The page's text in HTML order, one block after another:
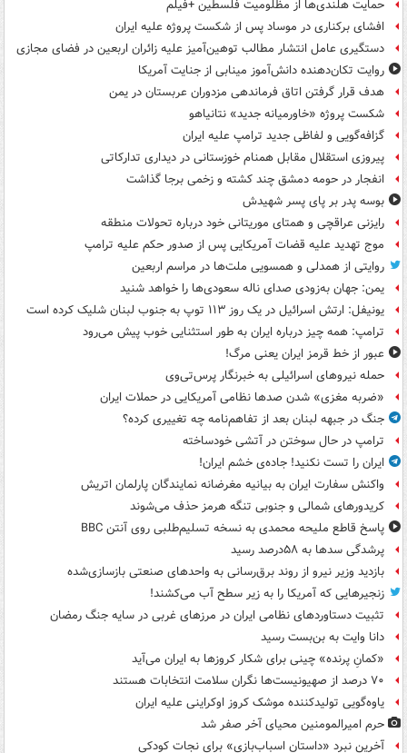
حمایت هلندی‌ها از مظلومیت فلسطین +فیلم
افشای برکناری در موساد پس از شکست پروژه علیه ایران
دستگیری عامل انتشار مطالب توهین‌آمیز علیه زائران اربعین در فضای مجازی
روایت تکان‌دهنده دانش‌آموز مینابی از جنایت آمریکا
هدف قرار گرفتن اتاق‌ فرماندهی مزدوران عربستان در یمن
شکست پروژه «خاورمیانه جدید» نتانیاهو
گزافه‌گویی و لفاظی جدید ترامپ علیه ایران
پیروزی استقلال مقابل همنام خوزستانی در دیداری تدارکاتی
انفجار در حومه دمشق چند کشته و زخمی برجا گذاشت
بوسه‌ پدر بر پای پسر شهیدش
رایزنی عراقچی و همتای موریتانی خود درباره تحولات منطقه
موج تهدید علیه قضات آمریکایی پس از صدور حکم علیه ترامپ
روایتی از همدلی و همسویی ملت‌ها در مراسم اربعین
یمن: جهان به‌زودی صدای ناله سعودی‌ها را خواهد شنید
یونیفل: ارتش اسرائیل در یک روز ۱۱۳ توپ به جنوب لبنان شلیک کرده است
ترامپ: همه چیز درباره ایران به طور استثنایی خوب پیش می‌رود
عبور از خط قرمز ایران یعنی مرگ!
حمله نیروهای اسرائیلی به خبرنگار پرس‌تی‌وی
«ضربه مغزی» شدن صدها نظامی آمریکایی در حملات ایران
جنگ در جبهه لبنان بعد از تفاهم‌نامه چه تغییری کرده؟
ترامپ در حال سوختن در آتشی خودساخته
ایران را تست نکنید! جاده‌ی خشم ایران!
واکنش سفارت ایران به بیانیه مغرضانه نمایندگان پارلمان اتریش
کریدورهای شمالی و جنوبی تنگه هرمز حذف می‌شوند
پاسخ قاطع ملیحه محمدی به نسخه تسلیم‌طلبی روی آنتن BBC
پرشدگی سدها به ۵۸درصد رسید
بازدید وزیر نیرو از روند برق‌رسانی به واحدهای صنعتی بازسازی‌شده
زنجیرهایی که آمریکا را به زیر سطح آب می‌کشند!
تثبیت دستاوردهای نظامی ایران در مرزهای غربی در سایه جنگ رمضان
دانا وایت به بن‌بست رسید
«کمانِ پرنده» چینی برای شکار کروزها به ایران می‌آید
۷۰ درصد از صهیونیست‌ها نگران سلامت انتخابات هستند
یاوه‌گویی تولیدکننده موشک کروز اوکراینی علیه ایران
حرم امیرالمومنین محیای آخر صفر شد
آخرین نبرد «داستان اسباب‌بازی» برای نجات کودکی